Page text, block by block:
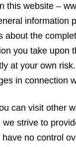
this website –
information
about the
you take upon
at your own
in connection
can visit other
strive to
no control